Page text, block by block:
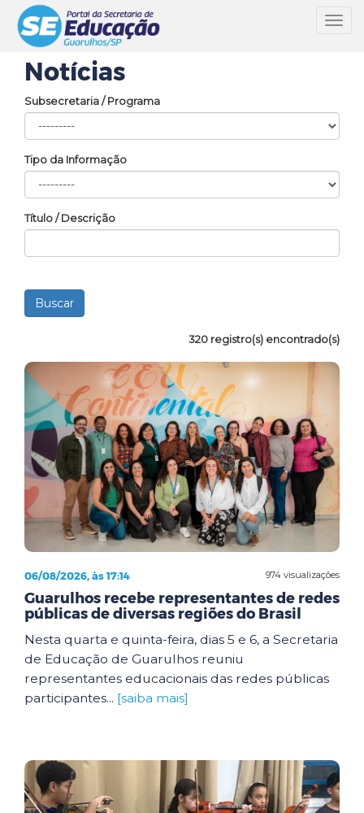
Notícias
Subsecretaria / Programa
Tipo da Informação
Título / Descrição
320 registro(s) encontrado(s)
974 visualizações
06/08/2026, às 17:14
Guarulhos recebe representantes de redes
públicas de diversas regiões do Brasil
Nesta quarta e quinta-feira, dias 5 e 6, a Secretaria
de Educação de Guarulhos reuniu
representantes educacionais das redes públicas
participantes... [saiba mais]